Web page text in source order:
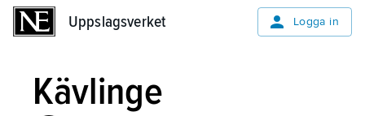
Uppslagsverket Logga in
Kävlinge